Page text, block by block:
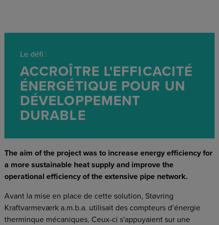
Le défi :
ACCROÎTRE L'EFFICACITÉ
ÉNERGÉTIQUE POUR UN
DÉVELOPPEMENT
DURABLE
The aim of the project was to increase energy efficiency for
a more sustainable heat supply and improve the
operational efficiency of the extensive pipe network.
Avant la mise en place de cette solution, Støvring
Kraftvarmeværk a.m.b.a. utilisait des compteurs d’énergie
therminque mécaniques. Ceux-ci s'appuyaient sur une